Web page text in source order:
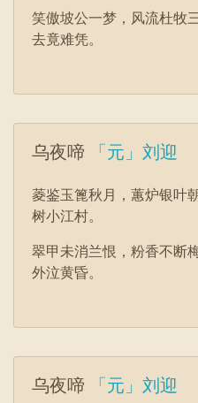
笑傲坡公一梦，风流杜牧
去竟难凭。
乌夜啼 「元」刘迎
菱鉴玉篦秋月，蕙炉银叶
树小江村。
翠甲未消兰恨，粉香不断
外泣黄昏。
乌夜啼 「元」刘迎